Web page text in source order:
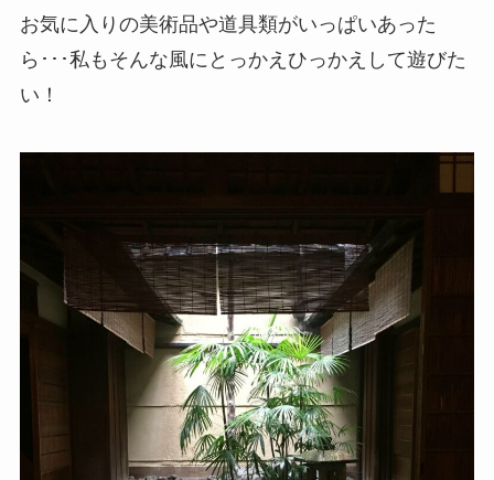
お気に入りの美術品や道具類がいっぱいあった
ら･･･私もそんな風にとっかえひっかえして遊びた
い！